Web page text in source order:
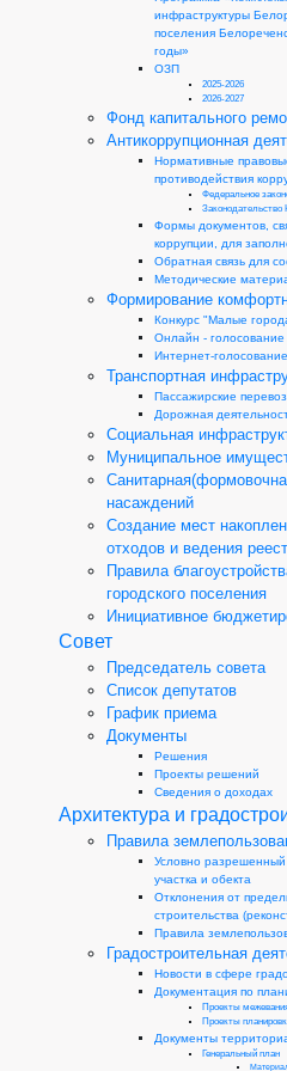
инфраструктуры
поселения
годы»
ОЗП
2025-2026
2026-2027
Фонд капитального
Антикоррупционная
Нормативные
противодействия
Федеральное
Законодательство
Формы документов,
коррупции, для
Обратная связь для
Методические
Формирование
Конкурс "Малые
Онлайн -
Интернет-
Транспортная
Пассажирские
Дорожная
Социальная
Муниципальное
насаждений
Создание мест
отходов и ведения
Правила
городского поселения
Инициативное
Совет
Председатель совета
Список депутатов
График приема
Документы
Решения
Проекты решений
Сведения о доходах
Архитектура и
Правила
Условно разрешенный
участка и обекта
Отклонения от
строительства
Правила
Градостроительная
Новости в сфере
Документация по
Проекты
Проекты
Документы
Генеральный план